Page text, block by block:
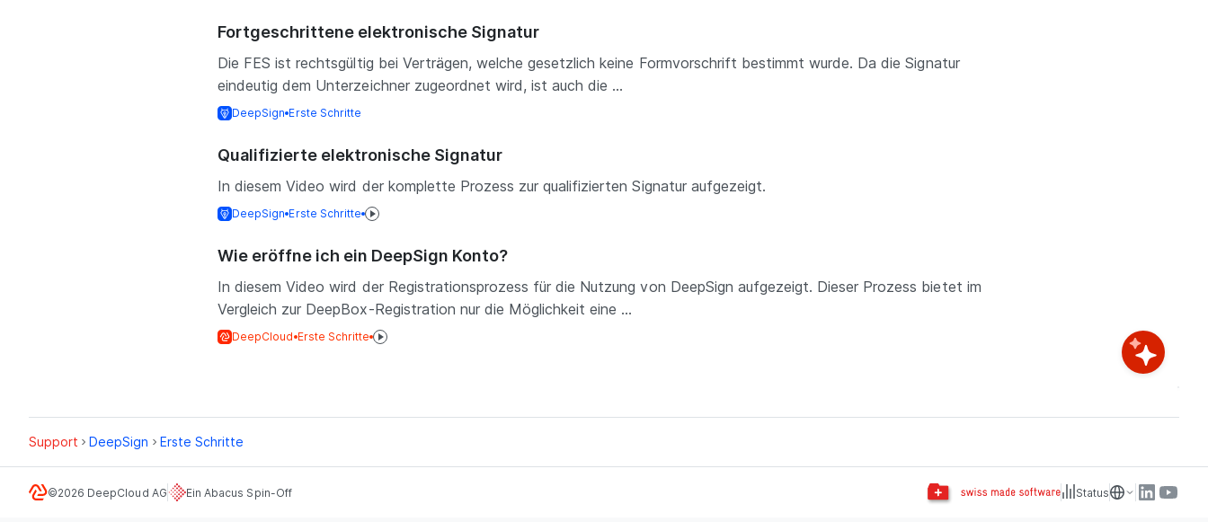
Fortgeschrittene elektronische Signatur
Die FES ist rechtsgültig bei Verträgen, welche gesetzlich keine Formvorschrift bestimmt wurde. Da die Signatur
eindeutig dem Unterzeichner zugeordnet wird, ist auch die ...
DeepSign Erste Schritte
Qualifizierte elektronische Signatur
In diesem Video wird der komplette Prozess zur qualifizierten Signatur aufgezeigt.
DeepSign Erste Schritte
Wie eröffne ich ein DeepSign Konto?
In diesem Video wird der Registrationsprozess für die Nutzung von DeepSign aufgezeigt. Dieser Prozess bietet im
Vergleich zur DeepBox-Registration nur die Möglichkeit eine ...
DeepCloud Erste Schritte
Support DeepSign Erste Schritte
©2026 DeepCloud AG Ein Abacus Spin-Off Status